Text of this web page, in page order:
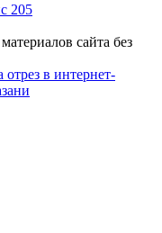
205
сайта без
в интернет-